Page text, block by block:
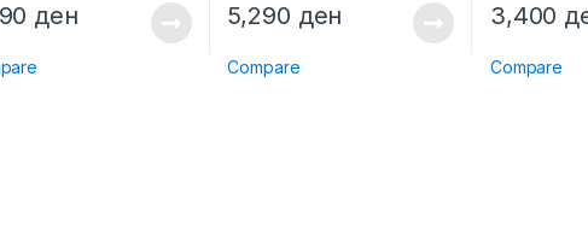
ден 5,290 ден
Compare
3,400
Compare